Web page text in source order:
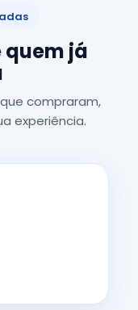
quem já
compraram,
experiência.